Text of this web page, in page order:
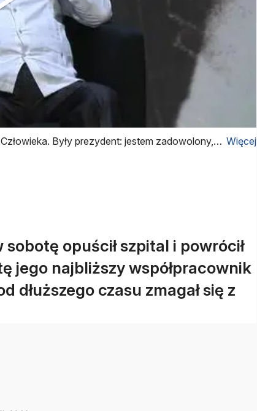
Były prezydent: jestem zadowolony,
Więcej
opuścił szpital i powrócił
jego najbliższy współpracownik
dłuższego czasu zmagał się z